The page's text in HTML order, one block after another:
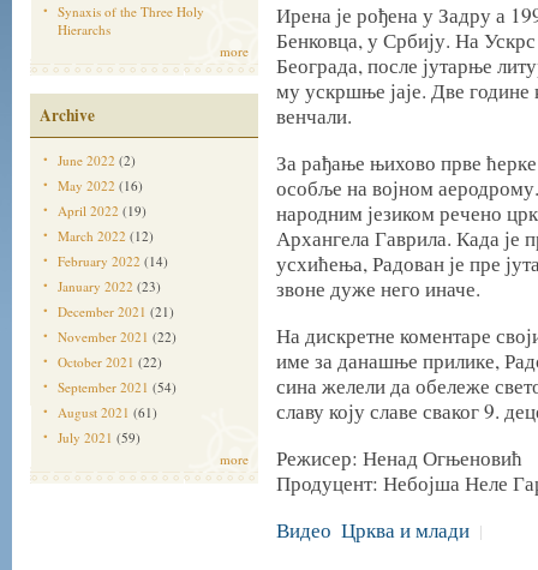
Synaxis of the Three Holy
Hierarchs
more
Archive
June 2022 (2)
May 2022 (16)
April 2022 (19)
March 2022 (12)
February 2022 (14)
January 2022 (23)
December 2021 (21)
November 2021 (22)
October 2021 (22)
September 2021 (54)
August 2021 (61)
July 2021 (59)
more
Ирена је рођена у Задру а
Бенковца, у Србију. На
Београда, после јутарње
му ускршње јаје. Две године
венчали.
За рађање њихово прве ћерке
особље на војном
народним језиком речено
Архангела Гаврила. Када је
усхићења, Радован је пре
звоне дуже него иначе.
На дискретне коментаре
име за данашње прилике,
сина желели да обележе
славу коју славе сваког 9.
Режисер: Ненад Огњеновић
Продуцент: Небојша Неле
Видео Црква и млади |